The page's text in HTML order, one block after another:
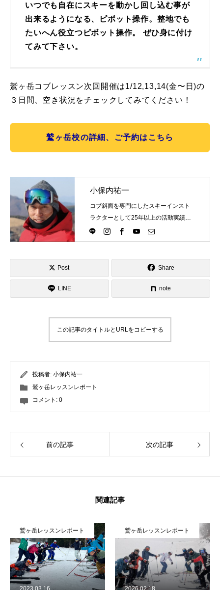
いつでも自在にスキーを動かし回し込む事が
出来るようになる、ピボット操作。整地でも
たいへん役立つピボット操作。 ぜひ身に付け
てみて下さい。
鷲ヶ岳コブレッスン次回開催は1/12,13,14(金〜日)の
３日間、空き状況をチェックしてみてください！
鷲ヶ岳校の詳細、ご予約はこちら
小保内祐一
コブ斜面を専門にしたスキーインスト
ラクターとして25年以上の活動実績。
Directlineスキースクール代表として、
スキーインストラクターが職業選択の
Post Share
LINE note
この記事のタイトルとURLをコピーする
投稿者: 小保内祐一
鷲ヶ岳レッスンレポート
コメント: 0
前の記事 次の記事
関連記事
鷲ヶ岳レッスンレポート
2023.03.16
鷲ヶ岳レッスンレポート
2026.02.18